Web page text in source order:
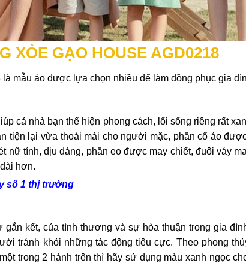
XÒE GẠO HOUSE AGD0218
mẫu áo được lựa chọn nhiều để làm đồng phục gia
cả nhà bạn thể hiện phong cách, lối sống riêng rất
tiện lại vừa thoải mái cho người mặc, phần cổ áo
nữ tính, dịu dàng, phần eo được may chiết, đuôi váy
hơn.
số 1 thị trường
kết, của tình thương và sự hòa thuận trong gia
tránh khỏi những tác động tiêu cực. Theo phong
trong 2 hành trên thì hãy sử dụng màu xanh ngọc